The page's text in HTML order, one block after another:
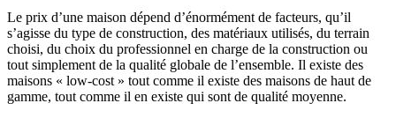
Le prix d’une maison dépend d’énormément de facteurs, qu’il
s’agisse du type de construction, des matériaux utilisés, du terrain
choisi, du choix du professionnel en charge de la construction ou
tout simplement de la qualité globale de l’ensemble. Il existe des
maisons « low-cost » tout comme il existe des maisons de haut de
gamme, tout comme il en existe qui sont de qualité moyenne.